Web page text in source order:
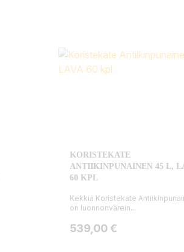
KORISTEKATE
ANTIIKINPUNAINEN 45 L,
60 KPL
Kekkiä Koristekate
on luonnonvärein...
Hinta
539,00 €